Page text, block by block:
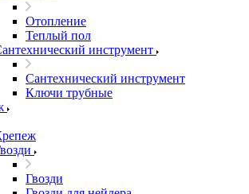
Отопление
Теплый пол
инструмент
Сантехнический инструмент
Ключи трубные
Гвозди